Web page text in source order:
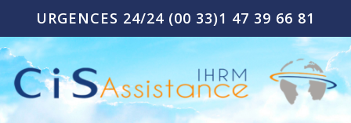
URGENCES 24/24 (00 33)1 47 39 66 81